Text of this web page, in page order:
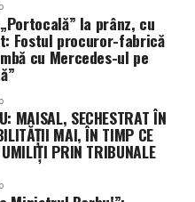
la prânz, cu
Fostul procuror-fabrică
cu Mercedes-ul pe
MAISAL, SECHESTRAT ÎN
MAI, ÎN TIMP CE
PRIN TRIBUNALE